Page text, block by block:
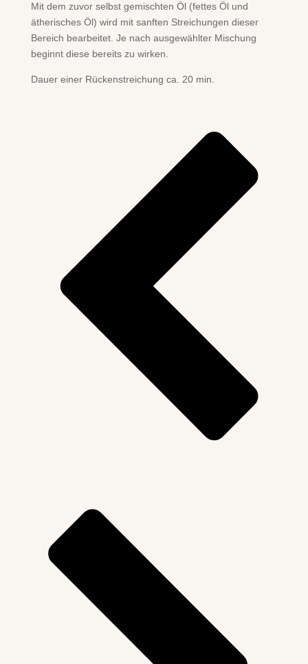
Mit dem zuvor selbst gemischten Öl (fettes Öl und
ätherisches Öl) wird mit sanften Streichungen dieser
Bereich bearbeitet. Je nach ausgewählter Mischung
beginnt diese bereits zu wirken.
Dauer einer Rückenstreichung ca. 20 min.